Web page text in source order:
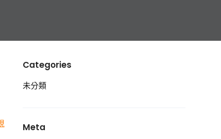
Categories
未分類
Meta